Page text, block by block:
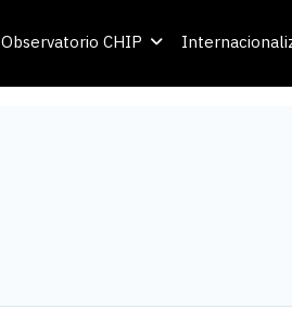
Observatorio CHIP